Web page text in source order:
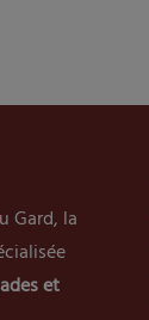
Gard, la
et